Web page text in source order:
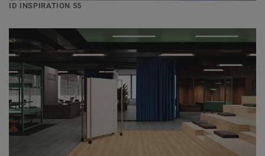
ID INSPIRATION 55